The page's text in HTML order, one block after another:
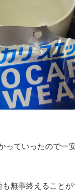
っていったので一安
無事終えること